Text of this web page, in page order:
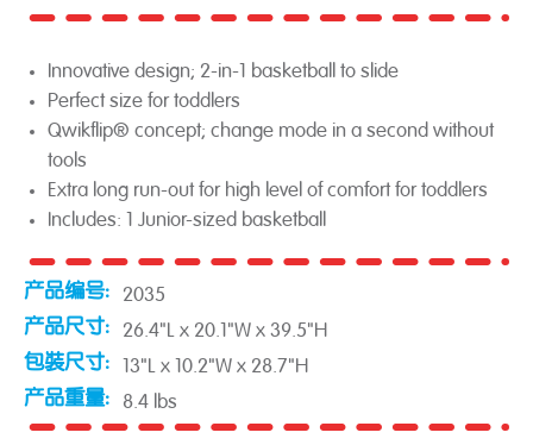
Innovative design; 2-in-1 basketball to slide
Perfect size for toddlers
Qwikflip® concept; change mode in a second without
tools
Extra long run-out for high level of comfort for toddlers
Includes: 1 Junior-sized basketball
产品编号: 2035
产品尺寸: 26.4"L x 20.1"W x 39.5"H
包裝尺寸: 13"L x 10.2"W x 28.7"H
产品重量: 8.4 lbs